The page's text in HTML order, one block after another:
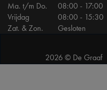
Ma. t/m Do.
08:00 - 17:00
Vrijdag
08:00 - 15:30
Zat. & Zon.
Gesloten
2026 © De